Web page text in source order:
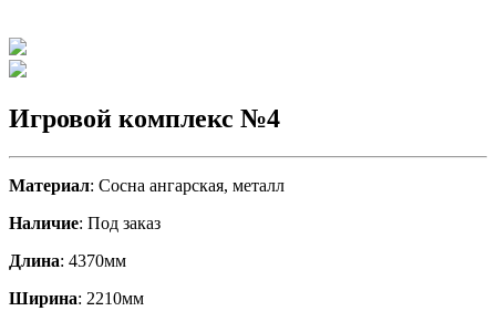
Игровой комплекс №4
Материал: Сосна ангарская, металл
Наличие: Под заказ
Длина: 4370мм
Ширина: 2210мм